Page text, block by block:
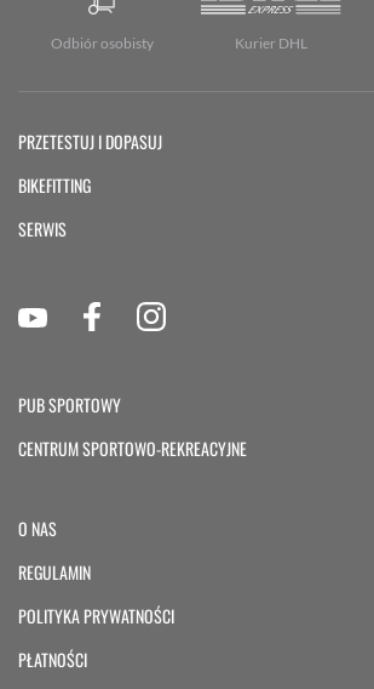
Odbiór osobisty Kurier DHL
PRZETESTUJ I DOPASUJ
BIKEFITTING
SERWIS
PUB SPORTOWY
CENTRUM SPORTOWO-REKREACYJNE
O NAS
REGULAMIN
POLITYKA PRYWATNOŚCI
PŁATNOŚCI